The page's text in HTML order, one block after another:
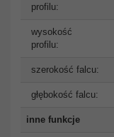
profilu:
wysokość
profilu:
szerokość falcu:
głębokość falcu:
inne funkcje